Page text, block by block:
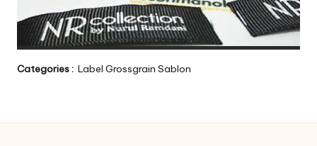
Categories : Label Grossgrain Sablon